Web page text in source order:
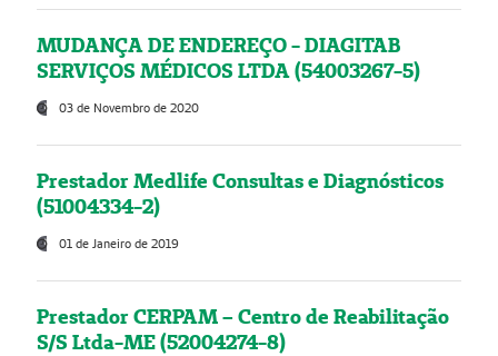
MUDANÇA DE ENDEREÇO - DIAGITAB
SERVIÇOS MÉDICOS LTDA (54003267-5)
03 de Novembro de 2020
Prestador Medlife Consultas e Diagnósticos
(51004334-2)
01 de Janeiro de 2019
Prestador CERPAM – Centro de Reabilitação
S/S Ltda-ME (52004274-8)